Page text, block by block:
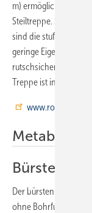
m) ermöglichen den
Steiltreppe. Sie sind
sind die stufenlose
geringe Eigengewicht
rutschsicherem
Treppe ist in vier
www.robusta-
Metabo
Der bürstenlose
ohne Bohrfutter 103